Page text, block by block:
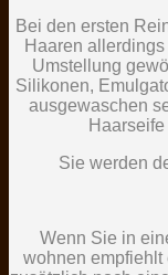
Bei den ersten
Haaren
Umstellung
Silikonen,
ausgewaschen
Sie werden
Wenn Sie in
wohnen empfiehlt